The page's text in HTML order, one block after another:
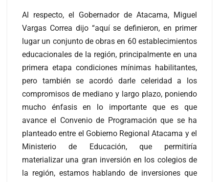
Al respecto, el Gobernador de Atacama, Miguel
Vargas Correa dijo “aquí se definieron, en primer
lugar un conjunto de obras en 60 establecimientos
educacionales de la región, principalmente en una
primera etapa condiciones mínimas habilitantes,
pero también se acordó darle celeridad a los
compromisos de mediano y largo plazo, poniendo
mucho énfasis en lo importante que es que
avance el Convenio de Programación que se ha
planteado entre el Gobierno Regional Atacama y el
Ministerio de Educación, que permitiría
materializar una gran inversión en los colegios de
la región, estamos hablando de inversiones que